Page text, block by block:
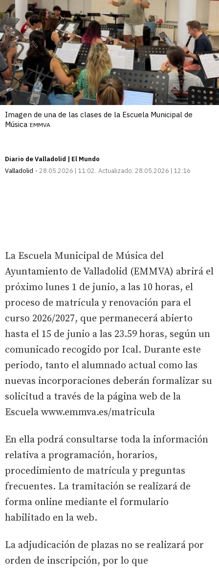
Imagen de una de las clases de la Escuela Municipal de
Música EMMVA
Diario de Valladolid | El Mundo
Valladolid
28.05.2026 | 11:02 Actualizado: 28.05.2026 | 12:16
La Escuela Municipal de Música del
Ayuntamiento de Valladolid (EMMVA) abrirá el
próximo lunes 1 de junio, a las 10 horas, el
proceso de matrícula y renovación para el
curso 2026/2027, que permanecerá abierto
hasta el 15 de junio a las 23.59 horas, según un
comunicado recogido por Ical. Durante este
periodo, tanto el alumnado actual como las
nuevas incorporaciones deberán formalizar su
solicitud a través de la página web de la
Escuela www.emmva.es/matricula
En ella podrá consultarse toda la información
relativa a programación, horarios,
procedimiento de matrícula y preguntas
frecuentes. La tramitación se realizará de
forma online mediante el formulario
habilitado en la web.
La adjudicación de plazas no se realizará por
orden de inscripción, por lo que